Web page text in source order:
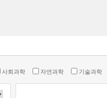
사회과학 자연과학 기술과학